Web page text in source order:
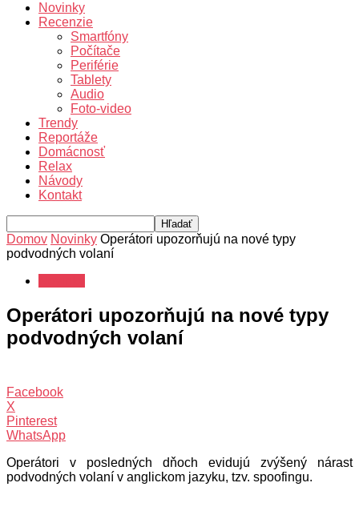
Novinky
Recenzie
Smartfóny
Počítače
Periférie
Tablety
Audio
Foto-video
Trendy
Reportáže
Domácnosť
Relax
Návody
Kontakt
Domov Novinky Operátori upozorňujú na nové typy
podvodných volaní
Operátori upozorňujú na nové typy
podvodných volaní
Facebook
X
Pinterest
WhatsApp
Operátori v posledných dňoch evidujú zvýšený nárast
podvodných volaní v anglickom jazyku, tzv. spoofingu.